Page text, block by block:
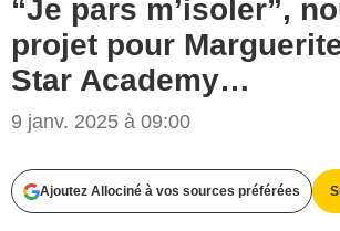
“Je pars m’isoler”,
projet pour
Star Academy…
9 janv. 2025 à 09:00
Ajoutez Allociné à vos sources préférées